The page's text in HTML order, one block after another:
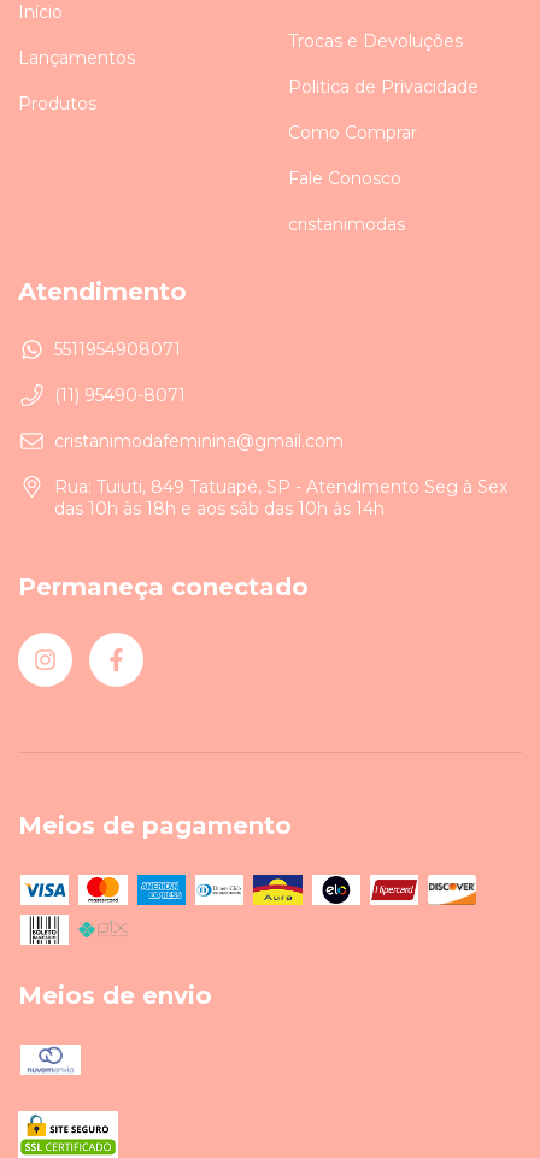
Início
Lançamentos
Produtos
Trocas e Devoluções
Politica de Privacidade
Como Comprar
Fale Conosco
cristanimodas
Atendimento
5511954908071
(11) 95490-8071
cristanimodafeminina@gmail.com
Rua: Tuiuti, 849 Tatuapé, SP - Atendimento Seg à Sex
das 10h às 18h e aos sáb das 10h às 14h
Permaneça conectado
Meios de pagamento
Meios de envio